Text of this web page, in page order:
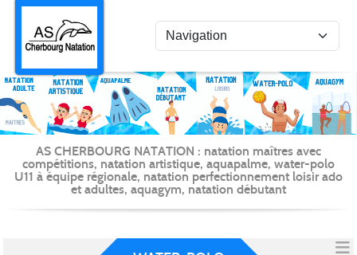
AS CHERBOURG NATATION : natation maîtres avec
compétitions, natation artistique, aquapalme, water-polo
U11 à équipe régionale, natation perfectionnement loisir ado
et adultes, aquagym, natation débutant
Panneau de gestion des cookies